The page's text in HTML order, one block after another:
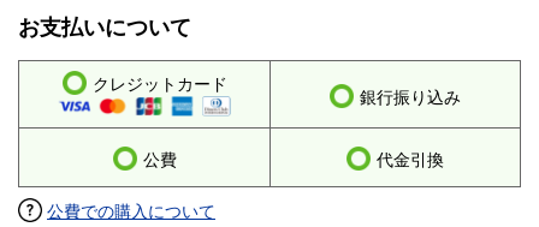
お支払いについて
クレジットカード
銀行振り込み
公費 代金引換
公費での購入について